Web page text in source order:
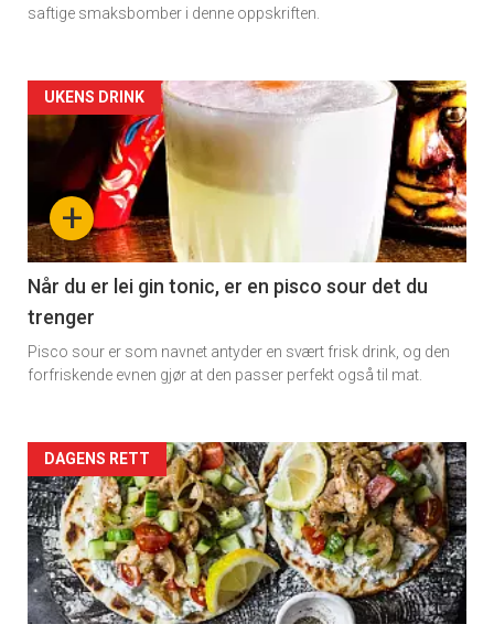
saftige smaksbomber i denne oppskriften.
Artikler
detail
section
11
Dagens
rett
+
UKENS DRINK
Når du er lei gin tonic, er en pisco sour det du
trenger
Pisco sour er som navnet antyder en svært frisk drink, og den
forfriskende evnen gjør at den passer perfekt også til mat.
Artikler
detail
-
section
DAGENS RETT